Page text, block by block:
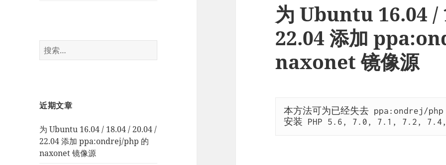
搜
索：
近期文章
为 Ubuntu 16.04 / 18.04 / 20.04 /
22.04 添加 ppa:ondrej/php 的
naxonet 镜像源
为 Ubuntu 16.04 /
22.04 添加
naxonet 镜像源
本方法可为已经失去 ppa:ondrej/
安装 PHP 5.6, 7.0, 7.1, 7.2,